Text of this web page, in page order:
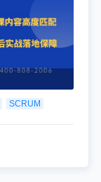
SCRUM